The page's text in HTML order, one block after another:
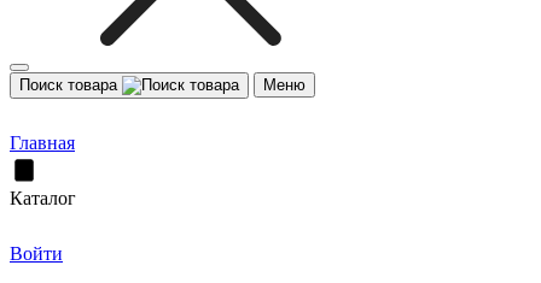
Поиск товара Меню
Главная
Каталог
Войти